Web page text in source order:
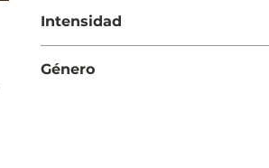
Intensidad
Género